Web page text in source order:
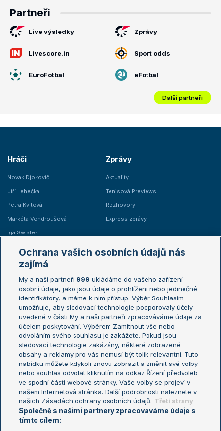
Partneři
Live výsledky Zprávy
Livescore.in Sport odds
EuroFotbal eFotbal
Další partneři
Hráči
Novak Djokovič
Jiří Lehečka
Petra Kvitová
Markéta Vondroušová
Iga Swiatek
Zprávy
Aktuality
Tenisová Previews
Rozhovory
Express zprávy
Žebříčky
Žebříček ATP (muži)
Žebříček WTA (ženy)
Sázkařský žebříček
Australian Open
French Open
Wimbledon
US Open
Turnaj mistrů
Turnaj mistryň
Aktualní trendy
Fotbalové přestupy
Livesport Daily
LS Prague Open
Ochrana vašich osobních údajů nás
zajímá
My a naši partneři 999 ukládáme do vašeho zařízení
osobní údaje, jako jsou údaje o prohlížení nebo jedinečné
identifikátory, a máme k nim přístup. Výběr Souhlasím
umožňuje, aby sledovací technologie podporovaly účely
uvedené v části My a naši partneři zpracováváme údaje za
účelem poskytování. Výběrem Zamítnout vše nebo
odvoláním svého souhlasu je zakážete. Pokud jsou
sledovací technologie zakázány, některé zobrazené
obsahy a reklamy pro vás nemusí být tolik relevantní. Tuto
nabídku můžete kdykoli znovu zobrazit a změnit své volby
nebo souhlas odvolat kliknutím na odkaz Řízení předvoleb
ve spodní části webové stránky. Vaše volby se projeví v
našem Internetová stránka. Další podrobnosti naleznete v
našich Zásadách ochrany osobních údajů. Třetí strany
Společně s našimi partnery zpracováváme údaje s
tímto cílem: